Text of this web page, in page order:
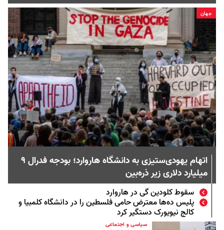
جهان
اتهام یهودی‌ستیزی به دانشگاه هاروارد؛ بودجه فدرال ۹
میلیارد دلاری زیر ذره‌بین
سقوط کلودین گی در هاروارد
پلیس ده‌ها معترض حامی فلسطین را در دانشگاه کلمبیا و
کالج نیویورک دستگیر کرد
سیاسی و اجتماعی